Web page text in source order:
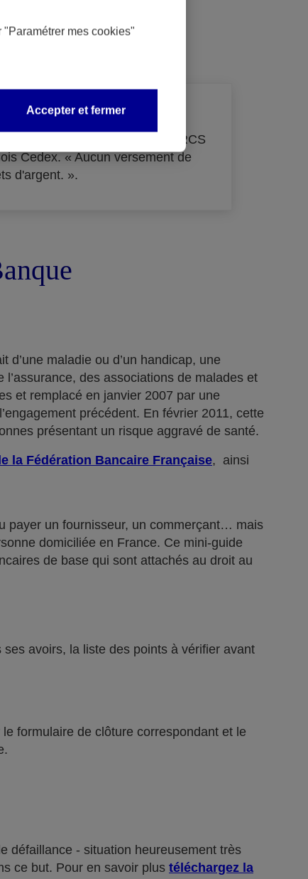
855 000 € - immatriculée au RCS
Cedex. « Aucun versement de
d'argent. ».
d’une maladie ou d’un handicap, une
des associations de malades et
et remplacé en janvier 2007 par une
précédent. En février 2011, cette
présentant un risque aggravé de santé.
la Fédération Bancaire Française, ainsi
payer un fournisseur, un commerçant… mais
domiciliée en France. Ce mini-guide
de base qui sont attachés au droit au
avoirs, la liste des points à vérifier avant
formulaire de clôture correspondant et le
défaillance - situation heureusement très
ce but. Pour en savoir plus téléchargez la
"Paramétrer mes cookies"
Accepter et fermer